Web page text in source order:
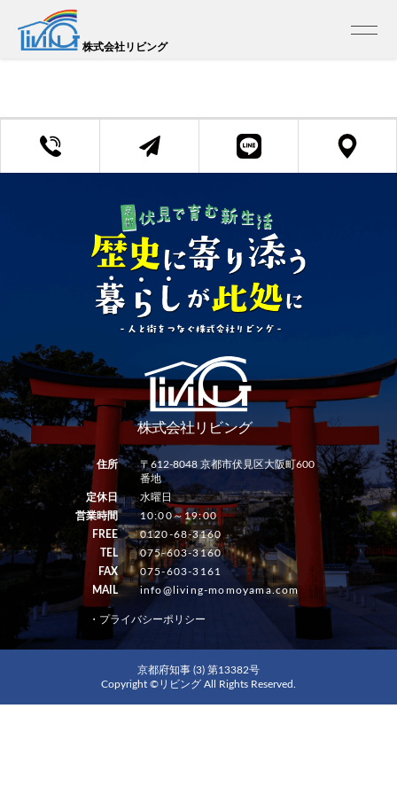
株式会社リビング
住所
〒612-8048 京都市伏見区大阪町600
番地
定休日
水曜日
営業時間
10:00～19:00
FREE
0120-68-3160
TEL
075-603-3160
FAX
075-603-3161
MAIL
info@living-momoyama.com
・プライバシーポリシー
京都府知事 (3) 第13382号
Copyright ©リビング All Rights Reserved.